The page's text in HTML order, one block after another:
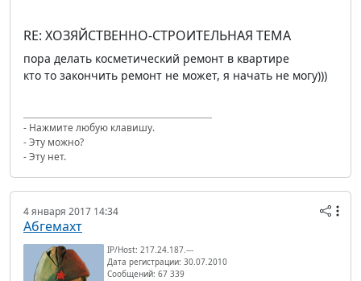
RE: ХОЗЯЙСТВЕННО-СТРОИТЕЛЬНАЯ ТЕМА
пора делать косметический ремонт в квартире
кто то закончить ремонт не может, я начать не могу)))
- Нажмите любую клавишу.
- Эту можно?
- Эту нет.
4 января 2017 14:34
Абгемахт
IP/Host: 217.24.187.---
Дата регистрации: 30.07.2010
Сообщений: 67 339